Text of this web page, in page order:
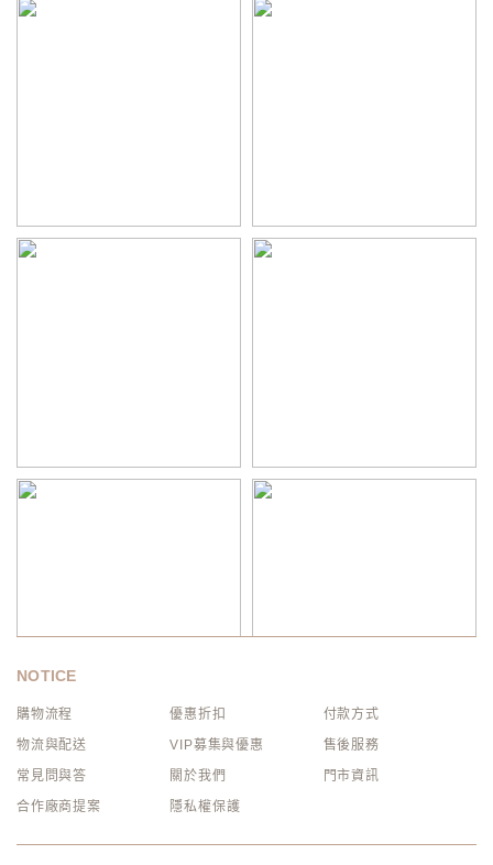
NOTICE
購物流程 優惠折扣
付款方式
物流與配送
VIP募集與優惠
售後服務
常見問與答
關於我們
門市資訊
合作廠商提案
隱私權保護